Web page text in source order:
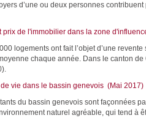
d’une ou deux personnes
prix de l'immobilier dans la zone
logements ont fait l’objet d’une revente
chaque année. Dans le canton de
vie dans le bassin genevois (Mai 2017)
du bassin genevois sont façonnées
naturel agréable, qui tend à